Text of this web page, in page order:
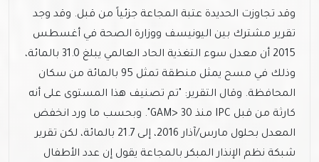
وقد تجاوزت الحديدة عتبة المجاعة جزئياً من قبل. وقد وجد
تقرير مشترك بين اليونيسف ووزارة الصحة في أغسطس
2015 أن معدل سوء التغذية الحاد العالمي يبلغ 31.0 بالمائة،
وذلك في مسح يمثل منطقة تمثل 95 بالمائة من سكان
المحافظة. وقال التقرير: "تم تصنيف هذا المستوى على أنه
كارثة من قبل IPC منذ GAM> 30". وبحسب ما ورد انخفض
المعدل بحلول مارس/آذار 2016، إلى 21.7 بالمائة، لكن تقرير
شبكة نظم الإنذار المبكر بالمجاعة يقول إن عدد الأطفال